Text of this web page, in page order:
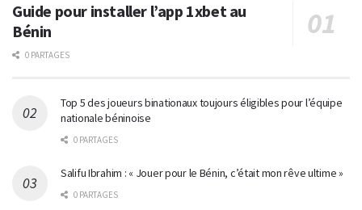
Guide pour installer l’app 1xbet au
Bénin
0 PARTAGES
Top 5 des joueurs binationaux toujours éligibles pour l’équipe
nationale béninoise
0 PARTAGES
Salifu Ibrahim : « Jouer pour le Bénin, c’était mon rêve ultime »
0 PARTAGES